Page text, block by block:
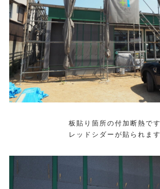
板貼り箇所の付加断熱です
レッドシダーが貼られます